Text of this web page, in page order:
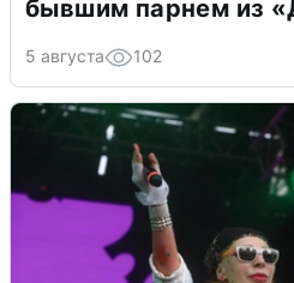
бывшим парнем из
5 августа 102